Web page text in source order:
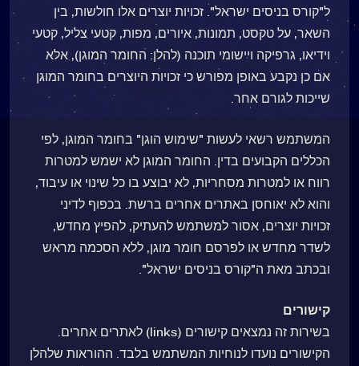
ל"קורס בניסים ישראל". זכויות יוצרים אלו חולשות, בין
השאר, על טקסט, תמונות, איורים, מפות, קטעי צליל, קטעי
וידיאו, גרפיקה ויישומי תוכנה (להלן: החומר המוגן), אלא
אם כן נקבע באופן מפורש כי זכויות היוצרים בחומר המוגן
שייכות לגורם אחר.
המשתמש רשאי לעשות "שימוש הוגן" בחומר המוגן, לפי
הכללים הקבועים בדין. החומר המוגן לא ישמש למטרות
רווח או למטרות מסחריות, לא יבוצע בו כל שינוי או עיבוד,
והוא לא יאוחסן באתרים אחרים ברשת. בכפוף לדיני
זכויות יוצרים, אסור למשתמש להעתיק, להפיץ מחדש,
לשדר מחדש או לפרסם חומר מוגן, ללא הסכמה מראש
ובכתב מאת ה"קורס בניסים ישראל".
קישורים
בשירות זה נמצאים קישורים (links) לאתרים אחרים.
הקישורים נועדו לנוחיות המשתמש בלבד. ההוראות שלהלן